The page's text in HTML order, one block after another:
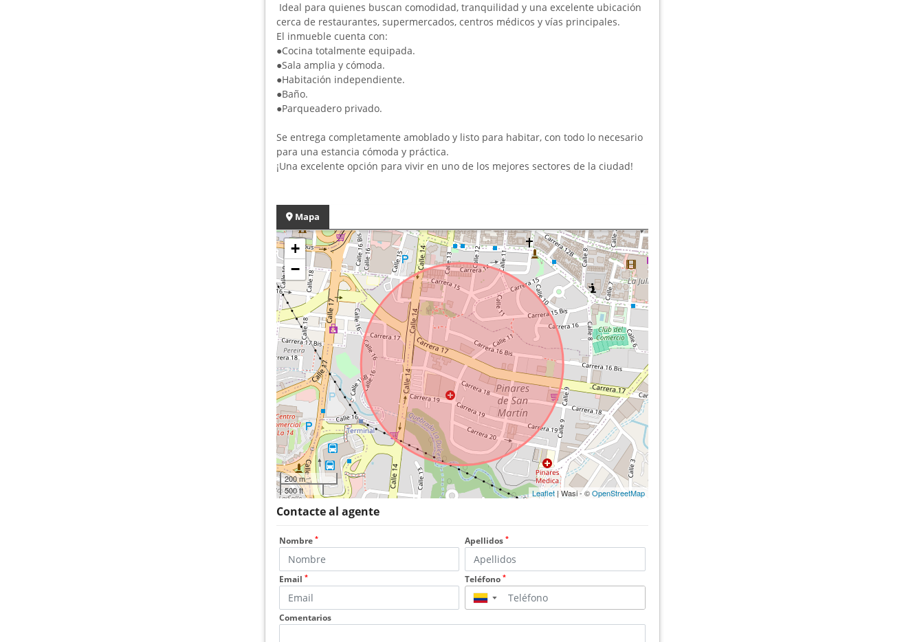
Ideal para quienes buscan comodidad, tranquilidad y una excelente ubicación
cerca de restaurantes, supermercados, centros médicos y vías principales.
El inmueble cuenta con:
●Cocina totalmente equipada.
●Sala amplia y cómoda.
●Habitación independiente.
●Baño.
●Parqueadero privado.
Se entrega completamente amoblado y listo para habitar, con todo lo necesario
para una estancia cómoda y práctica.
¡Una excelente opción para vivir en uno de los mejores sectores de la ciudad!
Mapa
+
−
200 m
500 ft
Leaflet| Wasi - ©OpenStreetMap
Contacte al agente
Nombre * Apellidos *
Email * Teléfono *
▼
Comentarios